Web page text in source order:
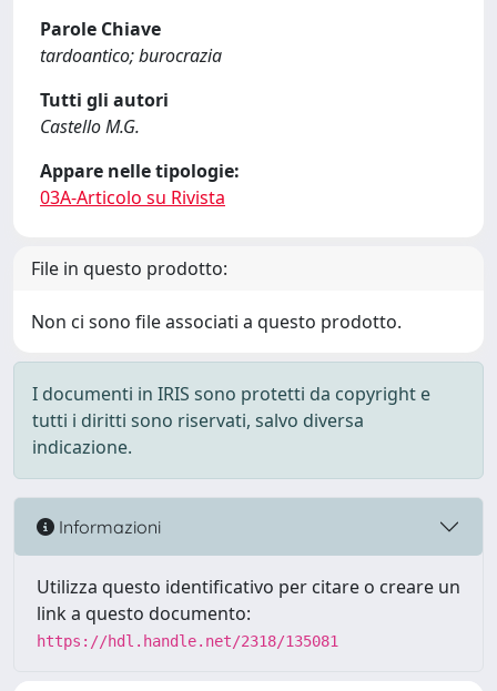
Parole Chiave
tardoantico; burocrazia
Tutti gli autori
Castello M.G.
Appare nelle tipologie:
03A-Articolo su Rivista
File in questo prodotto:
Non ci sono file associati a questo prodotto.
I documenti in IRIS sono protetti da copyright e
tutti i diritti sono riservati, salvo diversa
indicazione.
Informazioni
Utilizza questo identificativo per citare o creare un
link a questo documento:
https://hdl.handle.net/2318/135081